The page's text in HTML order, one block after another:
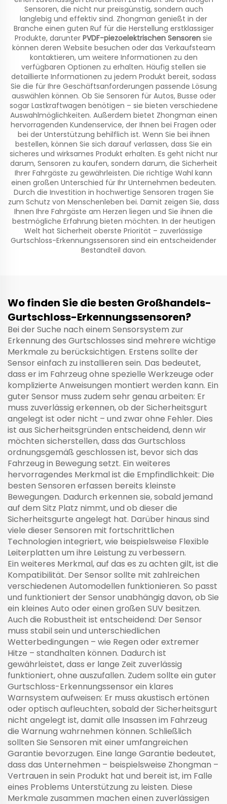
Sensoren, die nicht nur preisgünstig, sondern auch
langlebig und effektiv sind. Zhongman genießt in der
Branche einen guten Ruf für die Herstellung erstklassiger
Produkte, darunter PVDF-piezoelektrischen Sensoren sie
können deren Website besuchen oder das Verkaufsteam
kontaktieren, um weitere Informationen zu den
verfügbaren Optionen zu erhalten. Häufig stellen sie
detaillierte Informationen zu jedem Produkt bereit, sodass
Sie die für Ihre Geschäftsanforderungen passende Lösung
auswählen können. Ob Sie Sensoren für Autos, Busse oder
sogar Lastkraftwagen benötigen – sie bieten verschiedene
Auswahlmöglichkeiten. Außerdem bietet Zhongman einen
hervorragenden Kundenservice, der Ihnen bei Fragen oder
bei der Unterstützung behilflich ist. Wenn Sie bei ihnen
bestellen, können Sie sich darauf verlassen, dass Sie ein
sicheres und wirksames Produkt erhalten. Es geht nicht nur
darum, Sensoren zu kaufen, sondern darum, die Sicherheit
Ihrer Fahrgäste zu gewährleisten. Die richtige Wahl kann
einen großen Unterschied für Ihr Unternehmen bedeuten.
Durch die Investition in hochwertige Sensoren tragen Sie
zum Schutz von Menschenleben bei. Damit zeigen Sie, dass
Ihnen Ihre Fahrgäste am Herzen liegen und Sie ihnen die
bestmögliche Erfahrung bieten möchten. In der heutigen
Welt hat Sicherheit oberste Priorität – zuverlässige
Gurtschloss-Erkennungssensoren sind ein entscheidender
Bestandteil davon.
Wo finden Sie die besten Großhandels-
Gurtschloss-Erkennungssensoren?
Bei der Suche nach einem Sensorsystem zur
Erkennung des Gurtschlosses sind mehrere wichtige
Merkmale zu berücksichtigen. Erstens sollte der
Sensor einfach zu installieren sein. Das bedeutet,
dass er im Fahrzeug ohne spezielle Werkzeuge oder
komplizierte Anweisungen montiert werden kann. Ein
guter Sensor muss zudem sehr genau arbeiten: Er
muss zuverlässig erkennen, ob der Sicherheitsgurt
angelegt ist oder nicht – und zwar ohne Fehler. Dies
ist aus Sicherheitsgründen entscheidend, denn wir
möchten sicherstellen, dass das Gurtschloss
ordnungsgemäß geschlossen ist, bevor sich das
Fahrzeug in Bewegung setzt. Ein weiteres
hervorragendes Merkmal ist die Empfindlichkeit: Die
besten Sensoren erfassen bereits kleinste
Bewegungen. Dadurch erkennen sie, sobald jemand
auf dem Sitz Platz nimmt, und ob dieser die
Sicherheitsgurte angelegt hat. Darüber hinaus sind
viele dieser Sensoren mit fortschrittlichen
Technologien integriert, wie beispielsweise Flexible
Leiterplatten um ihre Leistung zu verbessern.
Ein weiteres Merkmal, auf das es zu achten gilt, ist die
Kompatibilität. Der Sensor sollte mit zahlreichen
verschiedenen Automodellen funktionieren. So passt
und funktioniert der Sensor unabhängig davon, ob Sie
ein kleines Auto oder einen großen SUV besitzen.
Auch die Robustheit ist entscheidend: Der Sensor
muss stabil sein und unterschiedlichen
Wetterbedingungen – wie Regen oder extremer
Hitze – standhalten können. Dadurch ist
gewährleistet, dass er lange Zeit zuverlässig
funktioniert, ohne auszufallen. Zudem sollte ein guter
Gurtschloss-Erkennungssensor ein klares
Warnsystem aufweisen: Er muss akustisch ertönen
oder optisch aufleuchten, sobald der Sicherheitsgurt
nicht angelegt ist, damit alle Insassen im Fahrzeug
die Warnung wahrnehmen können. Schließlich
sollten Sie Sensoren mit einer umfangreichen
Garantie bevorzugen. Eine lange Garantie bedeutet,
dass das Unternehmen – beispielsweise Zhongman –
Vertrauen in sein Produkt hat und bereit ist, im Falle
eines Problems Unterstützung zu leisten. Diese
Merkmale zusammen machen einen zuverlässigen